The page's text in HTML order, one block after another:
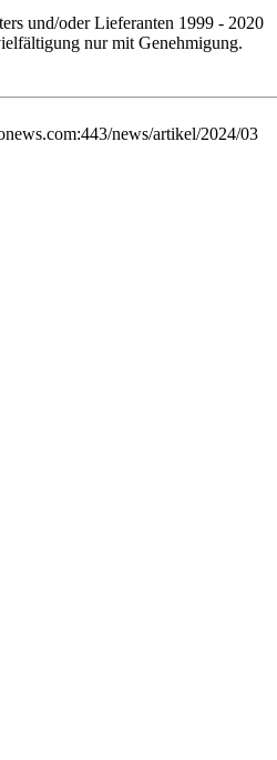
und/oder Lieferanten 1999 - 2020
nur mit Genehmigung.
news/artikel/2024/03